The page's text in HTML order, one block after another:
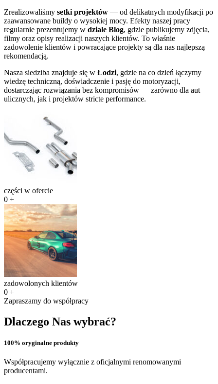
Zrealizowaliśmy setki projektów — od delikatnych modyfikacji po
zaawansowane buildy o wysokiej mocy. Efekty naszej pracy
regularnie prezentujemy w dziale Blog, gdzie publikujemy zdjęcia,
filmy oraz opisy realizacji naszych klientów. To właśnie
zadowolenie klientów i powracające projekty są dla nas najlepszą
rekomendacją.
Nasza siedziba znajduje się w Łodzi, gdzie na co dzień łączymy
wiedzę techniczną, doświadczenie i pasję do motoryzacji,
dostarczając rozwiązania bez kompromisów — zarówno dla aut
ulicznych, jak i projektów stricte performance.
części w ofercie
0 +
zadowolonych klientów
0 +
Zapraszamy do współpracy
Dlaczego Nas wybrać?
100% oryginalne produkty
Współpracujemy wyłącznie z oficjalnymi renomowanymi
producentami.